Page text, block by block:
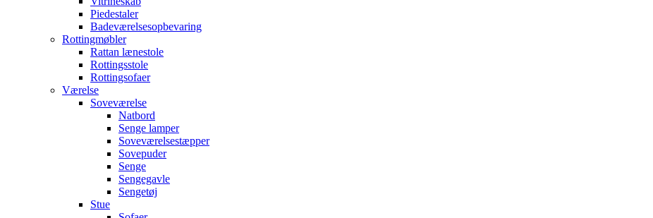
Piedestaler
Badeværelsesopbevaring
Rottingmøbler
Rattan lænestole
Rottingsstole
Rottingsofaer
Værelse
Soveværelse
Natbord
Senge lamper
Soveværelsestæpper
Sovepuder
Senge
Sengegavle
Sengetøj
Stue